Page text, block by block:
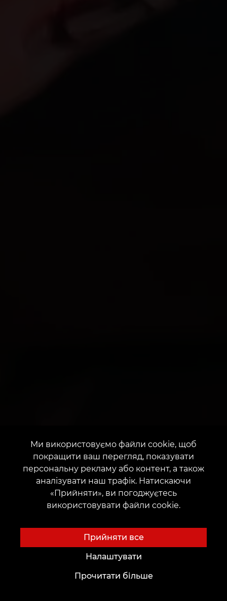
Ми використовуємо файли cookie, щоб
покращити ваш перегляд, показувати
персональну рекламу або контент, а також
аналізувати наш трафік. Натискаючи
«Прийняти», ви погоджуєтесь
використовувати файли cookie.
Прийняти все
Налаштувати
Прочитати більше